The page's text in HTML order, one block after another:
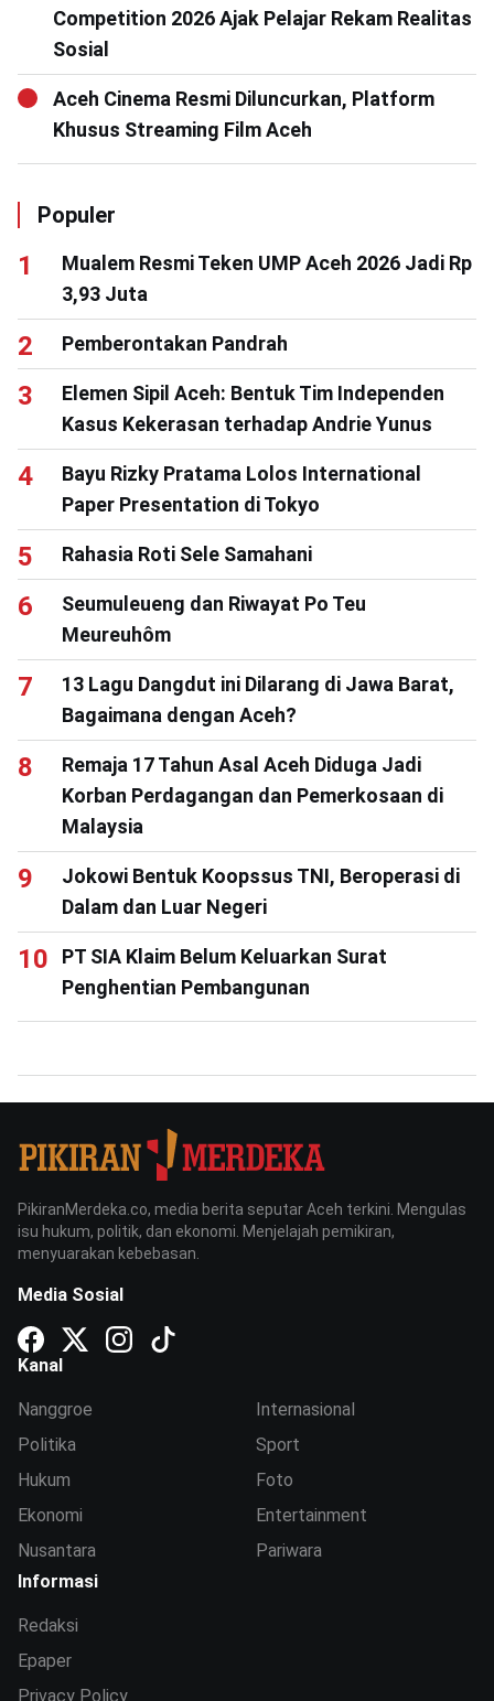
Competition 2026 Ajak Pelajar Rekam Realitas
Sosial
Aceh Cinema Resmi Diluncurkan, Platform
Khusus Streaming Film Aceh
Populer
Mualem Resmi Teken UMP Aceh 2026 Jadi Rp
3,93 Juta
Pemberontakan Pandrah
Elemen Sipil Aceh: Bentuk Tim Independen
Kasus Kekerasan terhadap Andrie Yunus
Bayu Rizky Pratama Lolos International
Paper Presentation di Tokyo
Rahasia Roti Sele Samahani
Seumuleueng dan Riwayat Po Teu
Meureuhôm
13 Lagu Dangdut ini Dilarang di Jawa Barat,
Bagaimana dengan Aceh?
Remaja 17 Tahun Asal Aceh Diduga Jadi
Korban Perdagangan dan Pemerkosaan di
Malaysia
Jokowi Bentuk Koopssus TNI, Beroperasi di
Dalam dan Luar Negeri
PT SIA Klaim Belum Keluarkan Surat
Penghentian Pembangunan
PikiranMerdeka.co, media berita seputar Aceh terkini. Mengulas
isu hukum, politik, dan ekonomi. Menjelajah pemikiran,
menyuarakan kebebasan.
Media Sosial
Kanal
Nanggroe
Politika
Hukum
Ekonomi
Nusantara
Internasional
Sport
Foto
Entertainment
Pariwara
Informasi
Redaksi
Epaper
Privacy Policy